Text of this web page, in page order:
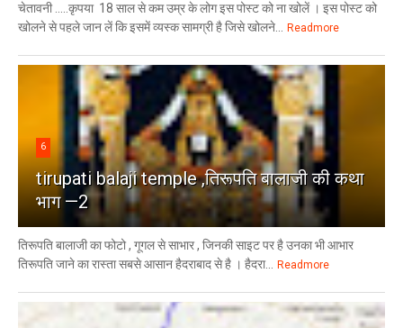
चेतावनी .....कृपया 18 साल से कम उम्र के लोग इस पोस्ट को ना खोलें । इस पोस्ट को
खोलने से पहले जान लें कि इसमें व्यस्क सामग्री है जिसे खोलने...
Readmore
6
tirupati balaji temple ,तिरूपति बालाजी की कथा
भाग —2
तिरूपति बालाजी का फोटो , गूगल से साभार , ​जिनकी साइट पर है उनका भी आभार
तिरूपति जाने का रास्ता सबसे आसान हैदराबाद से है । हैदरा...
Readmore